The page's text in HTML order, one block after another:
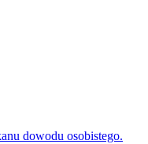
dowodu osobistego.